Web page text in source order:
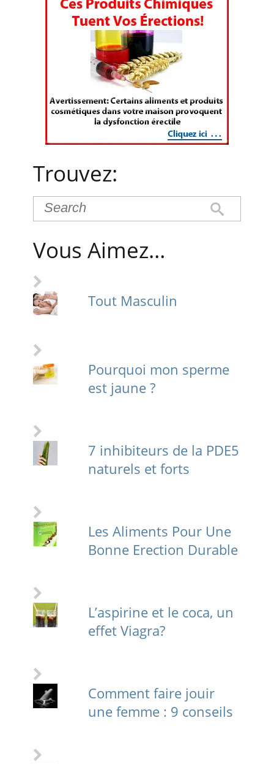
Trouvez:
Vous Aimez…
Tout Masculin
Pourquoi mon sperme
est jaune ?
7 inhibiteurs de la PDE5
naturels et forts
Les Aliments Pour Une
Bonne Erection Durable
L’aspirine et le coca, un
effet Viagra?
Comment faire jouir
une femme : 9 conseils